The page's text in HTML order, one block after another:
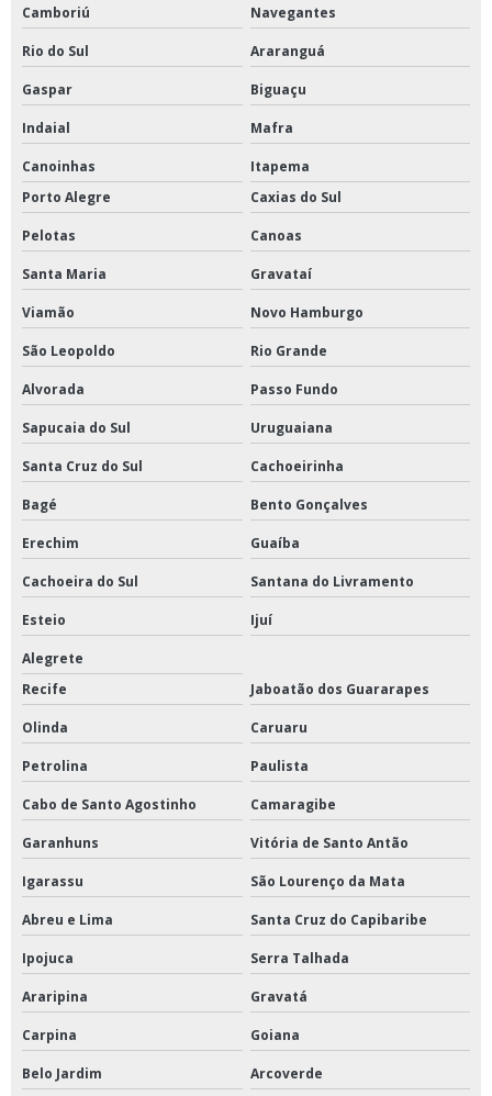
Camboriú Navegantes
Rio do Sul Araranguá
Gaspar Biguaçu
Indaial Mafra
Canoinhas
Itapema
Porto Alegre
Caxias do Sul
Pelotas Canoas
Santa Maria Gravataí
Viamão Novo Hamburgo
São Leopoldo Rio Grande
Alvorada Passo Fundo
Sapucaia do Sul Uruguaiana
Santa Cruz do Sul Cachoeirinha
Bagé Bento Gonçalves
Erechim Guaíba
Cachoeira do Sul Santana do Livramento
Esteio Ijuí
Alegrete
Recife
Jaboatão dos Guararapes
Olinda Caruaru
Petrolina Paulista
Cabo de Santo Agostinho Camaragibe
Garanhuns Vitória de Santo Antão
Igarassu São Lourenço da Mata
Abreu e Lima Santa Cruz do Capibaribe
Ipojuca Serra Talhada
Araripina Gravatá
Carpina Goiana
Belo Jardim Arcoverde